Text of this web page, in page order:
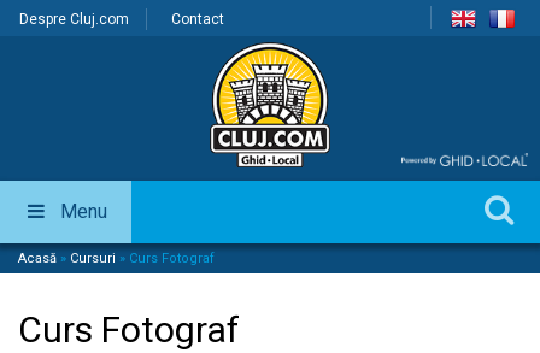
Despre Cluj.com Contact
Menu
Acasă » Cursuri » Curs Fotograf
Curs Fotograf